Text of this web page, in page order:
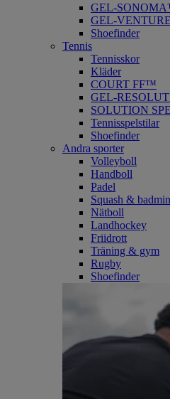
GEL-
GEL-
Shoefinder
Tennis
Tennisskor
Kläder
COURT FF™
GEL-
SOLUTION
Tennisspelstilar
Shoefinder
Andra sporter
Volleyboll
Handboll
Padel
Squash &
Nätboll
Landhockey
Friidrott
Träning & gym
Rugby
Shoefinder